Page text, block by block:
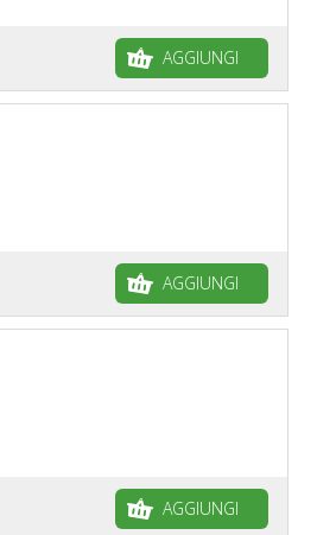
AGGIUNGI
AGGIUNGI
AGGIUNGI